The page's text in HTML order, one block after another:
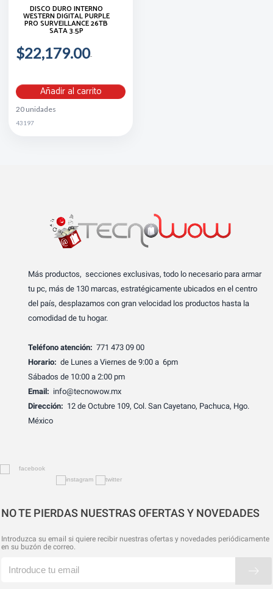
DISCO DURO INTERNO
WESTERN DIGITAL PURPLE
PRO SURVEILLANCE 26TB
SATA 3.5P
$22,179.00
Añadir al carrito
20 unidades
43197
Más productos, secciones exclusivas, todo lo necesario para armar
tu pc, más de 130 marcas, estratégicamente ubicados en el centro
del país, desplazamos con gran velocidad los productos hasta la
comodidad de tu hogar.
Teléfono atención: 771 473 09 00
Horario: de Lunes a Viernes de 9:00 a 6pm
Sábados de 10:00 a 2:00 pm
Email: info@tecnowow.mx
Dirección: 12 de Octubre 109, Col. San Cayetano, Pachuca, Hgo.
México
NO TE PIERDAS NUESTRAS OFERTAS Y NOVEDADES
Introduzca su email si quiere recibir nuestras ofertas y novedades periódicamente
en su buzón de correo.